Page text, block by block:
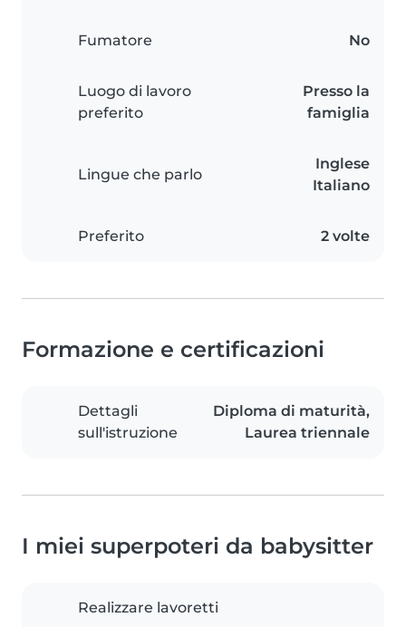
Fumatore No
Luogo di lavoro
preferito
Presso la
famiglia
Lingue che parlo
Inglese
Italiano
Preferito 2 volte
Formazione e certificazioni
Dettagli
sull'istruzione
Diploma di maturità,
Laurea triennale
I miei superpoteri da babysitter
Realizzare lavoretti